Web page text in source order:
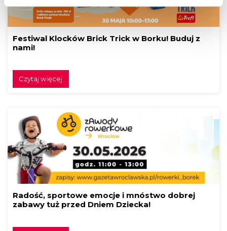
Festiwal Klocków Brick Trick w Borku! Buduj z
nami!
Czytaj więcej
Radość, sportowe emocje i mnóstwo dobrej
zabawy tuż przed Dniem Dziecka!